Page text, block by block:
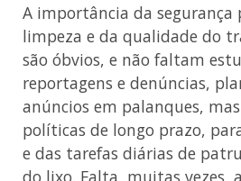
A importância da segurança
limpeza e da qualidade do
são óbvios, e não faltam
reportagens e denúncias,
anúncios em palanques,
políticas de longo prazo,
e das tarefas diárias de
do lixo. Falta, muitas vezes,